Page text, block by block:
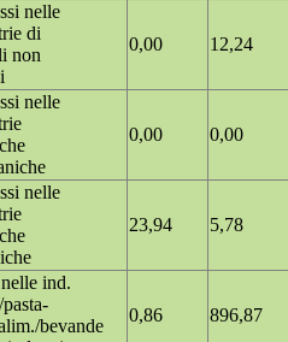
nelle
di
non
0,00 12,24
nelle
0,00 0,00
nelle
23,94 5,78
ind.
bevande
0,86 896,87